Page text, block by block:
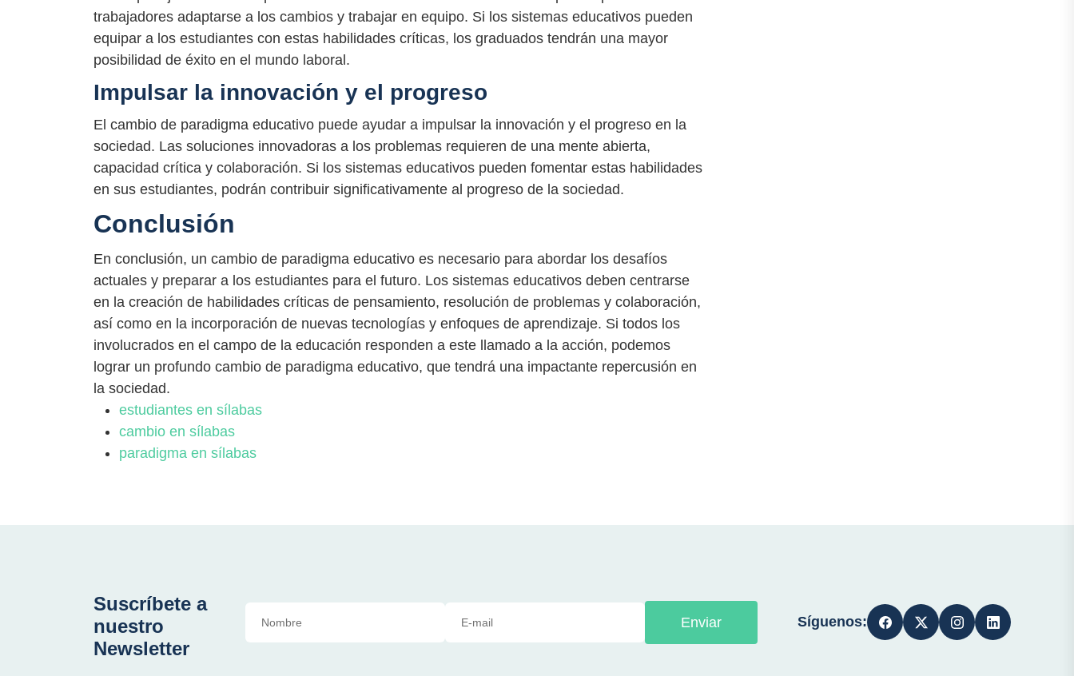
trabajadores adaptarse a los cambios y trabajar en equipo. Si los sistemas educativos pueden
equipar a los estudiantes con estas habilidades críticas, los graduados tendrán una mayor
posibilidad de éxito en el mundo laboral.
Impulsar la innovación y el progreso
El cambio de paradigma educativo puede ayudar a impulsar la innovación y el progreso en la
sociedad. Las soluciones innovadoras a los problemas requieren de una mente abierta,
capacidad crítica y colaboración. Si los sistemas educativos pueden fomentar estas habilidades
en sus estudiantes, podrán contribuir significativamente al progreso de la sociedad.
Conclusión
En conclusión, un cambio de paradigma educativo es necesario para abordar los desafíos
actuales y preparar a los estudiantes para el futuro. Los sistemas educativos deben centrarse
en la creación de habilidades críticas de pensamiento, resolución de problemas y colaboración,
así como en la incorporación de nuevas tecnologías y enfoques de aprendizaje. Si todos los
involucrados en el campo de la educación responden a este llamado a la acción, podemos
lograr un profundo cambio de paradigma educativo, que tendrá una impactante repercusión en
la sociedad.
estudiantes en sílabas
cambio en sílabas
paradigma en sílabas
Suscríbete a
nuestro
Newsletter
Enviar Síguenos: